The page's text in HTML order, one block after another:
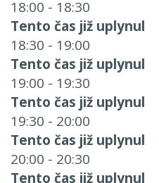
18:00 - 18:30
Tento čas již uplynul
18:30 - 19:00
Tento čas již uplynul
19:00 - 19:30
Tento čas již uplynul
19:30 - 20:00
Tento čas již uplynul
20:00 - 20:30
Tento čas již uplynul